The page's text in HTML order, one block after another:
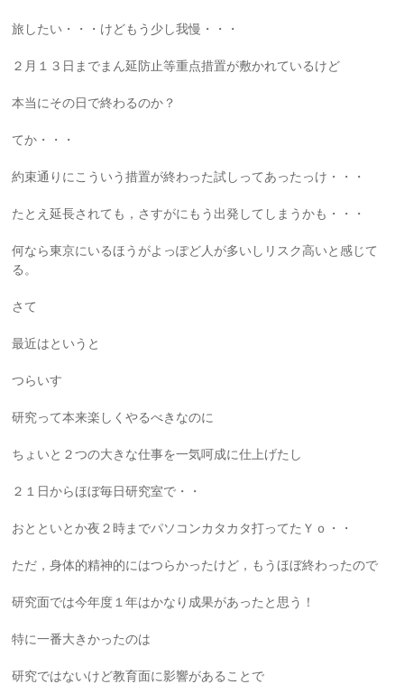
旅したい・・・けどもう少し我慢・・・
２月１３日までまん延防止等重点措置が敷かれているけど
本当にその日で終わるのか？
てか・・・
約束通りにこういう措置が終わった試しってあったっけ・・・
たとえ延長されても，さすがにもう出発してしまうかも・・・
何なら東京にいるほうがよっぽど人が多いしリスク高いと感じて
る。
さて
最近はというと
つらいす
研究って本来楽しくやるべきなのに
ちょいと２つの大きな仕事を一気呵成に仕上げたし
２１日からほぼ毎日研究室で・・
おとといとか夜２時までパソコンカタカタ打ってたＹｏ・・
ただ，身体的精神的にはつらかったけど，もうほぼ終わったので
研究面では今年度１年はかなり成果があったと思う！
特に一番大きかったのは
研究ではないけど教育面に影響があることで